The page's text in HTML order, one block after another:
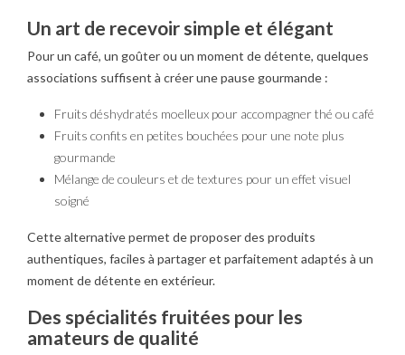
Un art de recevoir simple et élégant
Pour un café, un goûter ou un moment de détente, quelques
associations suffisent à créer une pause gourmande :
Fruits déshydratés moelleux pour accompagner thé ou café
Fruits confits en petites bouchées pour une note plus
gourmande
Mélange de couleurs et de textures pour un effet visuel
soigné
Cette alternative permet de proposer des produits
authentiques, faciles à partager et parfaitement adaptés à un
moment de détente en extérieur.
Des spécialités fruitées pour les
amateurs de qualité